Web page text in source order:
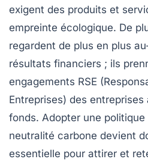
exigent des produits et
empreinte écologique. De
regardent de plus en plus
résultats financiers ; ils
engagements RSE
Entreprises) des entreprises
fonds. Adopter une
neutralité carbone devient
essentielle pour attirer et